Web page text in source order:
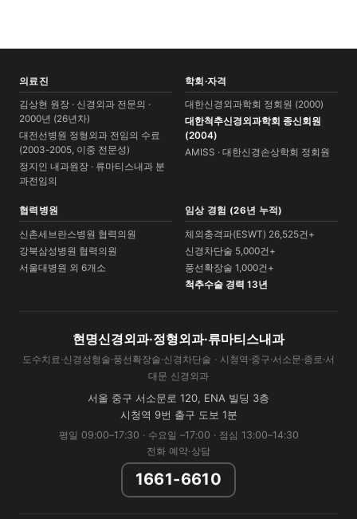
의료진
김상현 원장 · 신경외과 전문의 ·
2000년 (26년차)
대전선병원 정형외과 전임의 수료
(2003-2005, 이중 전문성)
정지인 내과원장 · 류마티스내과 분
과전임의
학회·자격
대한신경외과학회 정회원 (2000)
대한척추신경외과학회 종신회원
(2004)
AMISS · 대한신경손상학회 정회원
협력병원
신촌세브란스병원 협력의원
강북삼성병원 협력의원
서울대병원 외 6개소
임상 경험 (26년 누적)
체외충격파(ESWT) 26,525건+
신경차단술 5,000건+
풍선확장술 1,000건+
척추수술 경력 13년
현명신경외과·정형외과·류마티스내과
도수치료·신경성형술·풍선확장술·신경차단술 · 시청역·중구·서소문·종로·서
대문 신경외과
서울 중구 서소문로 120, ENA 빌딩 3층
시청역 9번 출구 도보 1분
평일 09:00–17:30 · 수요일 –17:00 · 점심 13:00–14:30
전화 예약·상담
1661-6610